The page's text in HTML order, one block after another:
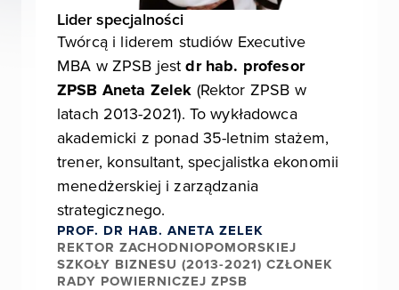
Lider specjalności
Twórcą i liderem studiów Executive
MBA w ZPSB jest dr hab. profesor
ZPSB Aneta Zelek (Rektor ZPSB w
latach 2013-2021). To wykładowca
akademicki z ponad 35-letnim stażem,
trener, konsultant, specjalistka ekonomii
menedżerskiej i zarządzania
strategicznego.
PROF. DR HAB. ANETA ZELEK
REKTOR ZACHODNIOPOMORSKIEJ
SZKOŁY BIZNESU (2013-2021) CZŁONEK
RADY POWIERNICZEJ ZPSB